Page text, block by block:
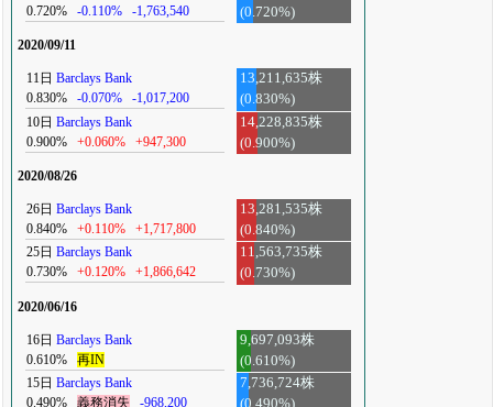
0.720%
-0.110% -1,763,540
(0.720%)
2020/09/11
11日 Barclays Bank
0.830%
-0.070% -1,017,200
13,211,635株
(0.830%)
10日 Barclays Bank
0.900%
+0.060% +947,300
14,228,835株
(0.900%)
2020/08/26
26日 Barclays Bank
0.840%
+0.110% +1,717,800
13,281,535株
(0.840%)
25日 Barclays Bank
0.730%
+0.120% +1,866,642
11,563,735株
(0.730%)
2020/06/16
16日 Barclays Bank
0.610%
再IN
9,697,093株
(0.610%)
15日 Barclays Bank
0.490%
義務消失 -968,200
7,736,724株